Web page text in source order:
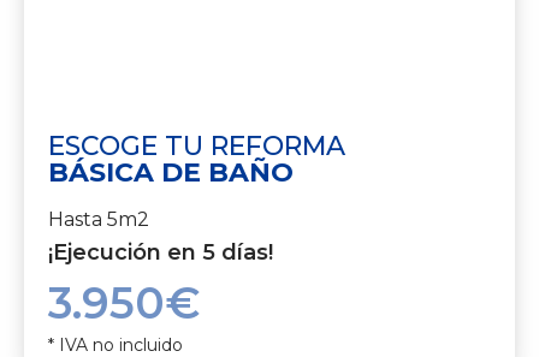
ESCOGE TU REFORMA
BÁSICA DE BAÑO
Hasta 5m2
¡Ejecución en 5 días!
3.950€
* IVA no incluido